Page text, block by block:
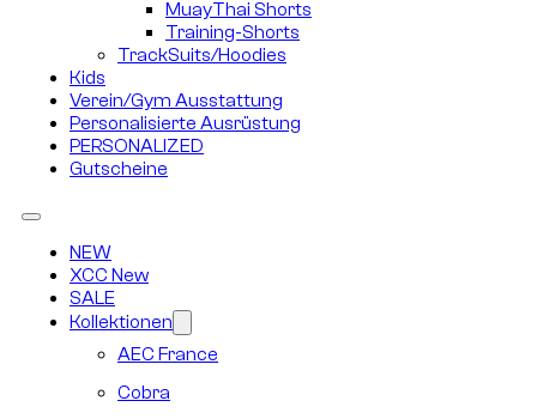
MuayThai Shorts
Training-Shorts
TrackSuits/Hoodies
Kids
Verein/Gym Ausstattung
Personalisierte Ausrüstung
PERSONALIZED
Gutscheine
NEW
XCC New
SALE
Kollektionen
AEC France
Cobra